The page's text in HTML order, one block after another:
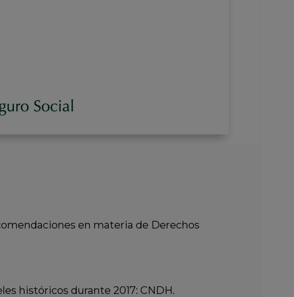
en materia de Derechos
históricos durante 2017: CNDH.